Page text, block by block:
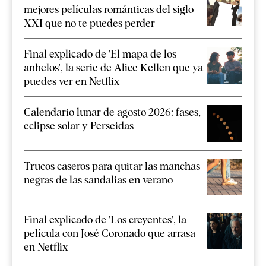
mejores películas románticas del siglo
XXI que no te puedes perder
Final explicado de 'El mapa de los
anhelos', la serie de Alice Kellen que ya
puedes ver en Netflix
Calendario lunar de agosto 2026: fases,
eclipse solar y Perseidas
Trucos caseros para quitar las manchas
negras de las sandalias en verano
Final explicado de 'Los creyentes', la
película con José Coronado que arrasa
en Netflix